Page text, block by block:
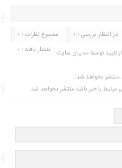
مجموع نظرات : 0
در انتظار بررسی : 0
انتشار یافته : ۰ تایید توسط مدیران سایت
منتشر نخواهد شد.
مرتبط با خبر باشد منتشر نخواهد شد.